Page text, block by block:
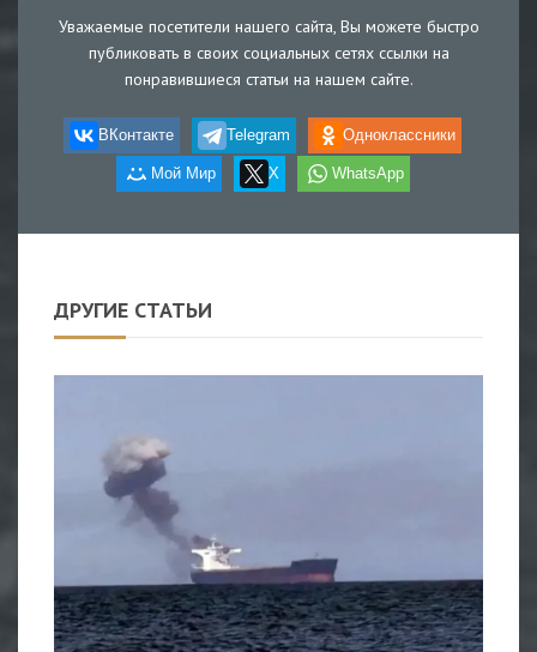
Уважаемые посетители нашего сайта, Вы можете быстро
публиковать в своих социальных сетях ссылки на
понравившиеся статьи на нашем сайте.
ВКонтакте Telegram Одноклассники
Мой Мир X WhatsApp
ДРУГИЕ СТАТЬИ